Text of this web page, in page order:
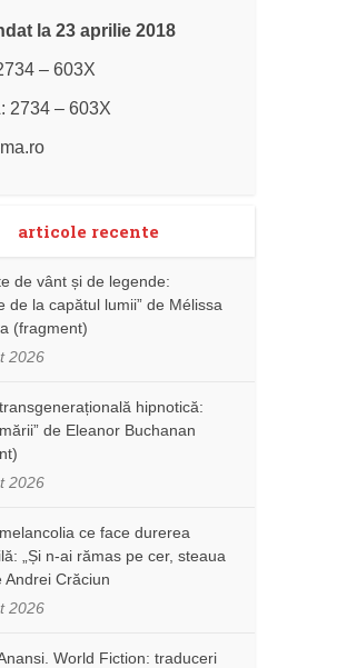
la 23 aprilie 2018
– 603X
2734 – 603X
articole recente
de vânt și de legende:
de la capătul lumii” de Mélissa
(fragment)
2026
hipnotică:
mării” de Eleanor Buchanan
2026
ce face durerea
„Și n-ai rămas pe cer, steaua
Andrei Crăciun
2026
World Fiction: traduceri